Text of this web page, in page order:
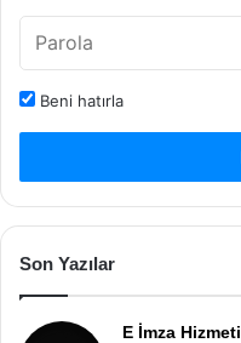
Beni hatırla
Son Yazılar
E İmza